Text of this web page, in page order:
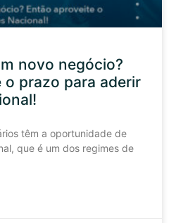
novo negócio?
o prazo para aderir
têm a oportunidade de
que é um dos regimes de